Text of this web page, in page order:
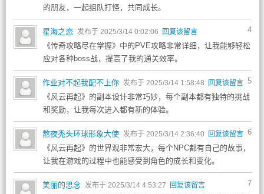
的朋友，一起组队打怪，共同成长。
4
星海之恋 发布于 2025/3/14 0:02:06 回复该留言
《传奇攻略尽在掌握》中的PVE攻略非常详细，让我能够轻松
应对各种boss战，提高了我的通关效率。
5
作业对不起我配不上你 发布于 2025/3/14 1:58:48 回复该留言
《风云再起》的副本设计非常巧妙，每个副本都有独特的挑战
和奖励，让我每次进入都有新的体验。
6
熬夜秃头环球形象大使 发布于 2025/3/14 2:36:40 回复该留言
《风云再起》的世界观非常宏大，每个NPC都有自己的故事，
让我在游戏的过程中也能感受到角色的成长和变化。
7
美丽的思念 发布于 2025/3/14 4:53:27 回复该留言